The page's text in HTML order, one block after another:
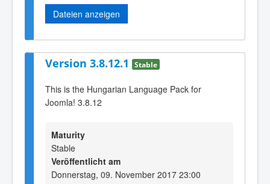
Dateien anzeigen
Version 3.8.12.1 Stable
This is the Hungarian Language Pack for
Joomla! 3.8.12
Maturity
Stable
Veröffentlicht am
Donnerstag, 09. November 2017 23:00